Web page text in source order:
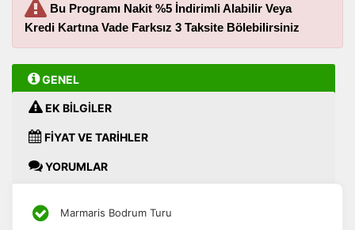
Bu Programı Nakit %5 İndirimli Alabilir Veya
Kredi Kartına Vade Farksız 3 Taksite Bölebilirsiniz
GENEL
EK BİLGİLER
FİYAT VE TARİHLER
YORUMLAR
Marmaris Bodrum Turu